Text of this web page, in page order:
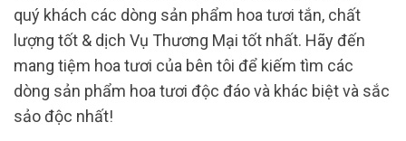
quý khách các dòng sản phẩm hoa tươi tắn, chất
lượng tốt & dịch Vụ Thương Mại tốt nhất. Hãy đến
mang tiệm hoa tươi của bên tôi để kiếm tìm các
dòng sản phẩm hoa tươi độc đáo và khác biệt và sắc
sảo độc nhất!